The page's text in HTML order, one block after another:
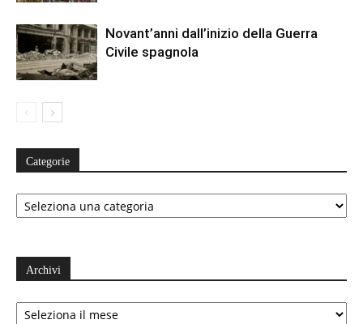
Novant’anni dall’inizio della Guerra
Civile spagnola
Categorie
Categorie
Archivi
Archivi